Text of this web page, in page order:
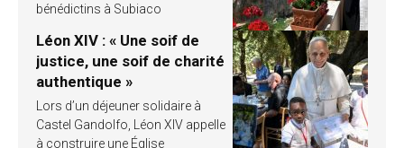
bénédictins à Subiaco
Léon XIV : « Une soif de
justice, une soif de charité
authentique »
Lors d’un déjeuner solidaire à
Castel Gandolfo, Léon XIV appelle
à construire une Église